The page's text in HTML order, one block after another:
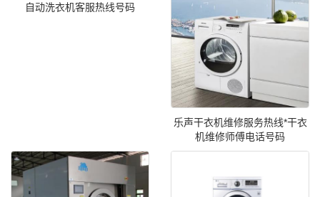
自动洗衣机客服热线号码
乐声干衣机维修服务热线*干衣
机维修师傅电话号码